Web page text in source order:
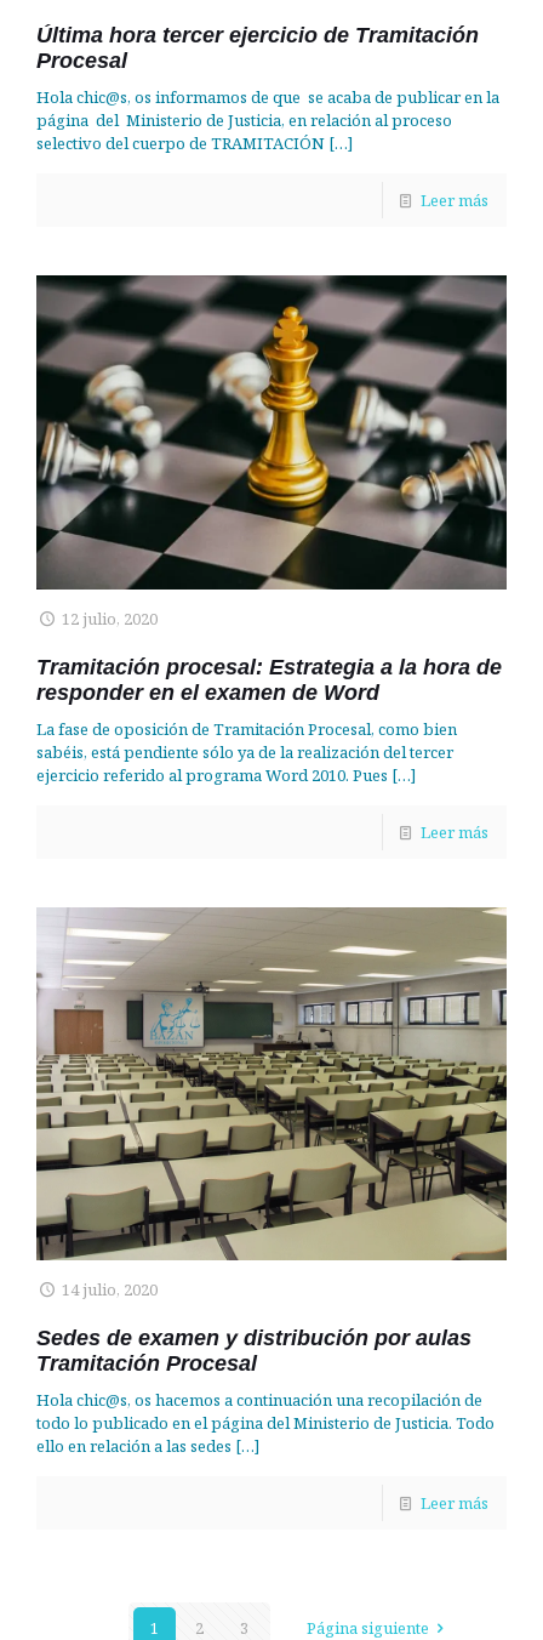
Última hora tercer ejercicio de Tramitación
Procesal
Hola chic@s, os informamos de que se acaba de publicar en la
página del Ministerio de Justicia, en relación al proceso
selectivo del cuerpo de TRAMITACIÓN […]
Leer más
12 julio, 2020
Tramitación procesal: Estrategia a la hora de
responder en el examen de Word
La fase de oposición de Tramitación Procesal, como bien
sabéis, está pendiente sólo ya de la realización del tercer
ejercicio referido al programa Word 2010. Pues […]
Leer más
14 julio, 2020
Sedes de examen y distribución por aulas
Tramitación Procesal
Hola chic@s, os hacemos a continuación una recopilación de
todo lo publicado en el página del Ministerio de Justicia. Todo
ello en relación a las sedes […]
Leer más
1 2 3 Página siguiente